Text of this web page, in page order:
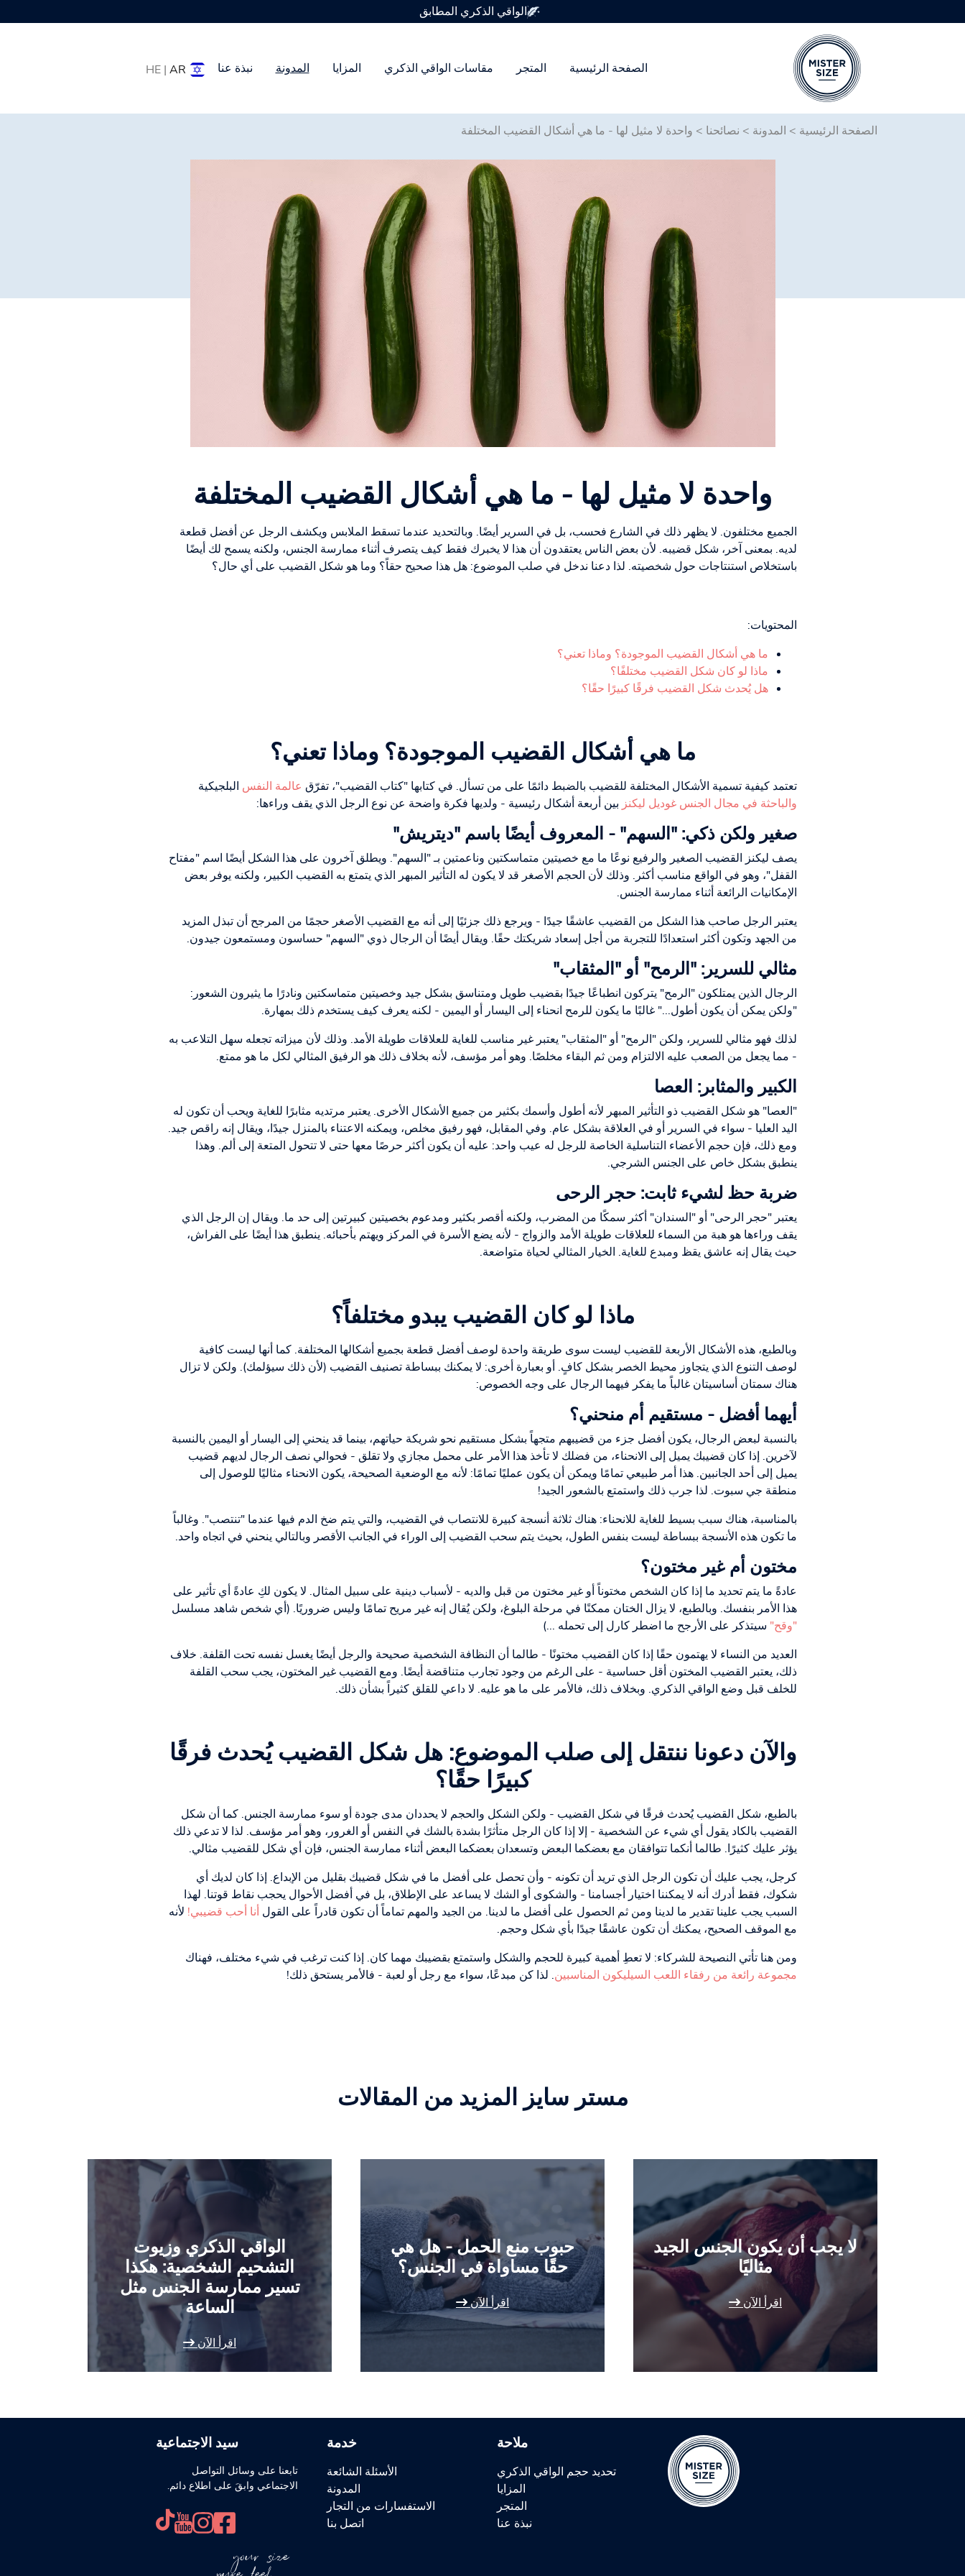
الصفحة الرئيسية المتجر مقاسات الواقي الذكري المزايا المدونة نبذة عنا HE | AR
متوفر في 7 أحجام للواقي الذكري
الصفحة الرئيسية > المدونة > نصائحنا > واحدة لا مثيل لها - ما هي أشكال القضيب المختلفة
واحدة لا مثيل لها - ما هي أشكال القضيب المختلفة
الجميع مختلفون. لا يظهر ذلك في الشارع فحسب، بل في السرير أيضًا. وبالتحديد عندما تسقط الملابس ويكشف الرجل عن أفضل قطعة
لديه. بمعنى آخر، شكل قضيبه. لأن بعض الناس يعتقدون أن هذا لا يخبرك فقط كيف يتصرف أثناء ممارسة الجنس، ولكنه يسمح لك أيضًا
باستخلاص استنتاجات حول شخصيته. لذا دعنا ندخل في صلب الموضوع: هل هذا صحيح حقاً؟ وما هو شكل القضيب على أي حال؟
المحتويات:
ما هي أشكال القضيب الموجودة؟ وماذا تعني؟
ماذا لو كان شكل القضيب مختلفًا؟
هل يُحدث شكل القضيب فرقًا كبيرًا حقًا؟
ما هي أشكال القضيب الموجودة؟ وماذا تعني؟
تعتمد كيفية تسمية الأشكال المختلفة للقضيب بالضبط دائمًا على من تسأل. في كتابها "كتاب القضيب"، تفرّق عالمة النفس البلجيكية
والباحثة في مجال الجنس غوديل ليكنز بين أربعة أشكال رئيسية - ولديها فكرة واضحة عن نوع الرجل الذي يقف وراءها:
صغير ولكن ذكي: "السهم" - المعروف أيضًا باسم "ديتريش"
يصف ليكنز القضيب الصغير والرفيع نوعًا ما مع خصيتين متماسكتين وناعمتين بـ "السهم". ويطلق آخرون على هذا الشكل أيضًا اسم "مفتاح
القفل"، وهو في الواقع مناسب أكثر. وذلك لأن الحجم الأصغر قد لا يكون له التأثير المبهر الذي يتمتع به القضيب الكبير، ولكنه يوفر بعض
الإمكانيات الرائعة أثناء ممارسة الجنس.
يعتبر الرجل صاحب هذا الشكل من القضيب عاشقًا جيدًا - ويرجع ذلك جزئيًا إلى أنه مع القضيب الأصغر حجمًا من المرجح أن تبذل المزيد
من الجهد وتكون أكثر استعدادًا للتجربة من أجل إسعاد شريكتك حقًا. ويقال أيضًا أن الرجال ذوي "السهم" حساسون ومستمعون جيدون.
مثالي للسرير: "الرمح" أو "المثقاب"
الرجال الذين يمتلكون "الرمح" يتركون انطباعًا جيدًا بقضيب طويل ومتناسق بشكل جيد وخصيتين متماسكتين ونادرًا ما يثيرون الشعور:
"ولكن يمكن أن يكون أطول..." غالبًا ما يكون للرمح انحناء إلى اليسار أو اليمين - لكنه يعرف كيف يستخدم ذلك بمهارة.
لذلك فهو مثالي للسرير، ولكن "الرمح" أو "المثقاب" يعتبر غير مناسب للغاية للعلاقات طويلة الأمد. وذلك لأن ميزاته تجعله سهل التلاعب به
- مما يجعل من الصعب عليه الالتزام ومن ثم البقاء مخلصًا. وهو أمر مؤسف، لأنه بخلاف ذلك هو الرفيق المثالي لكل ما هو ممتع.
الكبير والمثابر: العصا
"العصا" هو شكل القضيب ذو التأثير المبهر لأنه أطول وأسمك بكثير من جميع الأشكال الأخرى. يعتبر مرتديه مثابرًا للغاية ويحب أن تكون له
اليد العليا - سواء في السرير أو في العلاقة بشكل عام. وفي المقابل، فهو رفيق مخلص، ويمكنه الاعتناء بالمنزل جيدًا، ويقال إنه راقص جيد.
ومع ذلك، فإن حجم الأعضاء التناسلية الخاصة للرجل له عيب واحد: عليه أن يكون أكثر حرصًا معها حتى لا تتحول المتعة إلى ألم. وهذا
ينطبق بشكل خاص على الجنس الشرجي.
ضربة حظ لشيء ثابت: حجر الرحى
يعتبر "حجر الرحى" أو "السندان" أكثر سمكًا من المضرب، ولكنه أقصر بكثير ومدعوم بخصيتين كبيرتين إلى حد ما. ويقال إن الرجل الذي
يقف وراءها هو هبة من السماء للعلاقات طويلة الأمد والزواج - لأنه يضع الأسرة في المركز ويهتم بأحبائه. ينطبق هذا أيضًا على الفراش،
حيث يقال إنه عاشق يقظ ومبدع للغاية. الخيار المثالي لحياة متواضعة.
ماذا لو كان القضيب يبدو مختلفاً؟
وبالطبع، هذه الأشكال الأربعة للقضيب ليست سوى طريقة واحدة لوصف أفضل قطعة بجميع أشكالها المختلفة. كما أنها ليست كافية
لوصف التنوع الذي يتجاوز محيط الخصر بشكل كافٍ. أو بعبارة أخرى: لا يمكنك ببساطة تصنيف القضيب (لأن ذلك سيؤلمك). ولكن لا تزال
هناك سمتان أساسيتان غالباً ما يفكر فيهما الرجال على وجه الخصوص:
أيهما أفضل - مستقيم أم منحني؟
بالنسبة لبعض الرجال، يكون أفضل جزء من قضيبهم متجهاً بشكل مستقيم نحو شريكة حياتهم، بينما قد ينحني إلى اليسار أو اليمين بالنسبة
لآخرين. إذا كان قضيبك يميل إلى الانحناء، من فضلك لا تأخذ هذا الأمر على محمل مجازي ولا تقلق - فحوالي نصف الرجال لديهم قضيب
يميل إلى أحد الجانبين. هذا أمر طبيعي تمامًا ويمكن أن يكون عمليًا تمامًا: لأنه مع الوضعية الصحيحة، يكون الانحناء مثاليًا للوصول إلى
منطقة جي سبوت. لذا جرب ذلك واستمتع بالشعور الجيد!
بالمناسبة، هناك سبب بسيط للغاية للانحناء: هناك ثلاثة أنسجة كبيرة للانتصاب في القضيب، والتي يتم ضخ الدم فيها عندما "تنتصب". وغالباً
ما تكون هذه الأنسجة ببساطة ليست بنفس الطول، بحيث يتم سحب القضيب إلى الوراء في الجانب الأقصر وبالتالي ينحني في اتجاه واحد.
مختون أم غير مختون؟
عادةً ما يتم تحديد ما إذا كان الشخص مختوناً أو غير مختون من قبل والديه - لأسباب دينية على سبيل المثال. لا يكون لكِ عادةً أي تأثير على
هذا الأمر بنفسك. وبالطبع، لا يزال الختان ممكنًا في مرحلة البلوغ، ولكن يُقال إنه غير مريح تمامًا وليس ضروريًا. (أي شخص شاهد مسلسل
"وقح" سيتذكر على الأرجح ما اضطر كارل إلى تحمله ...)
العديد من النساء لا يهتمون حقًا إذا كان القضيب مختونًا - طالما أن النظافة الشخصية صحيحة والرجل أيضًا يغسل نفسه تحت القلفة. خلاف
ذلك، يعتبر القضيب المختون أقل حساسية - على الرغم من وجود تجارب متناقضة أيضًا. ومع القضيب غير المختون، يجب سحب القلفة
للخلف قبل وضع الواقي الذكري. وبخلاف ذلك، فالأمر على ما هو عليه. لا داعي للقلق كثيراً بشأن ذلك.
والآن دعونا ننتقل إلى صلب الموضوع: هل شكل القضيب يُحدث فرقًا
كبيرًا حقًا؟
بالطبع، شكل القضيب يُحدث فرقًا في شكل القضيب - ولكن الشكل والحجم لا يحددان مدى جودة أو سوء ممارسة الجنس. كما أن شكل
القضيب بالكاد يقول أي شيء عن الشخصية - إلا إذا كان الرجل متأثرًا بشدة بالشك في النفس أو الغرور، وهو أمر مؤسف. لذا لا تدعي ذلك
يؤثر عليك كثيرًا. طالما أنكما تتوافقان مع بعضكما البعض وتسعدان بعضكما البعض أثناء ممارسة الجنس، فإن أي شكل للقضيب مثالي.
كرجل، يجب عليك أن تكون الرجل الذي تريد أن تكونه - وأن تحصل على أفضل ما في شكل قضيبك بقليل من الإبداع. إذا كان لديك أي
شكوك، فقط أدرك أنه لا يمكننا اختيار أجسامنا - والشكوى أو الشك لا يساعد على الإطلاق، بل في أفضل الأحوال يحجب نقاط قوتنا. لهذا
السبب يجب علينا تقدير ما لدينا ومن ثم الحصول على أفضل ما لدينا. من الجيد والمهم تماماً أن تكون قادراً على القول أنا أحب قضيبي! لأنه
مع الموقف الصحيح، يمكنك أن تكون عاشقًا جيدًا بأي شكل وحجم.
ومن هنا تأتي النصيحة للشركاء: لا تعطِ أهمية كبيرة للحجم والشكل واستمتع بقضيبك مهما كان. إذا كنت ترغب في شيء مختلف، فهناك
مجموعة رائعة من رفقاء اللعب السيليكون المناسبين. لذا كن مبدعًا، سواء مع رجل أو لعبة - فالأمر يستحق ذلك!
مستر سايز المزيد من المقالات
لا يجب أن يكون الجنس الجيد
مثاليًا
اقرأ الآن
حبوب منع الحمل - هل هي
حقًا مساواة في الجنس؟
اقرأ الآن
الواقي الذكري وزيوت
التشحيم الشخصية: هكذا
تسير ممارسة الجنس مثل
الساعة
اقرأ الآن
ملاحة
تحديد حجم الواقي الذكري
المزايا
المتجر
نبذة عنا
خدمة
الأسئلة الشائعة
المدونة
الاستفسارات من التجار
اتصل بنا
سيد الاجتماعية
تابعنا على وسائل التواصل
الاجتماعي وابقَ على اطلاع دائم.
your size